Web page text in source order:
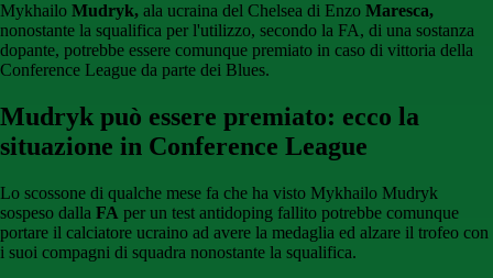
Mykhailo Mudryk, ala ucraina del Chelsea di Enzo Maresca,
nonostante la squalifica per l'utilizzo, secondo la FA, di una sostanza
dopante, potrebbe essere comunque premiato in caso di vittoria della
Conference League da parte dei Blues.
Mudryk può essere premiato: ecco la
situazione in Conference League
Lo scossone di qualche mese fa che ha visto Mykhailo Mudryk
sospeso dalla FA per un test antidoping fallito potrebbe comunque
portare il calciatore ucraino ad avere la medaglia ed alzare il trofeo con
i suoi compagni di squadra nonostante la squalifica.